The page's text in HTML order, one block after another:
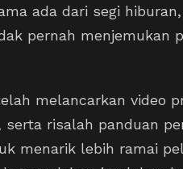
ada dari segi
pernah menjemukan
melancarkan video
serta risalah panduan
menarik lebih ramai